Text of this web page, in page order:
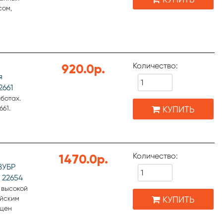
920.0р. Количество:
КУПИТЬ
1470.0р. Количество:
КУПИТЬ